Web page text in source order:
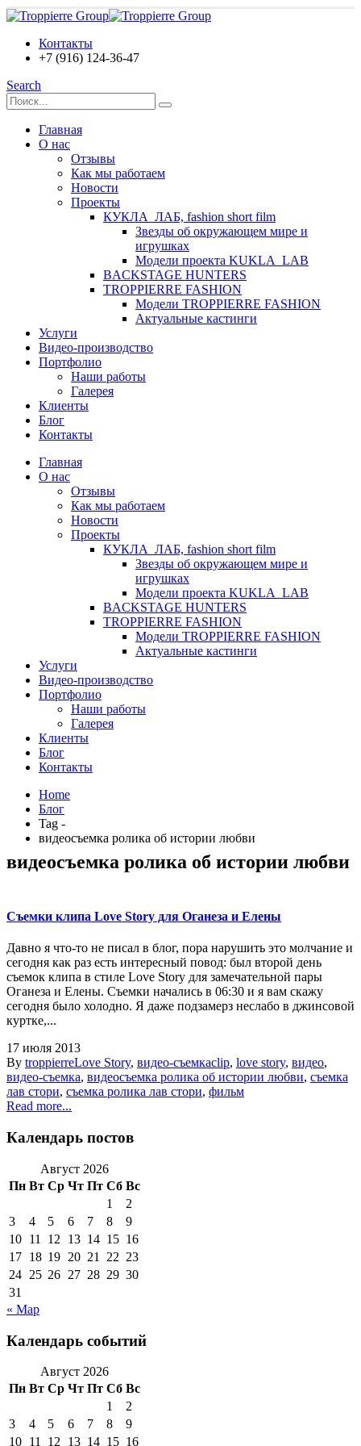
Контакты
+7 (916) 124-36-47
Search
Главная
О нас
Отзывы
Как мы работаем
Новости
Проекты
КУКЛА_ЛАБ, fashion short film
Звезды об окружающем мире и
игрушках
Модели проекта KUKLA_LAB
BACKSTAGE HUNTERS
TROPPIERRE FASHION
Модели TROPPIERRE FASHION
Актуальные кастинги
Услуги
Видео-производство
Портфолио
Наши работы
Галерея
Клиенты
Блог
Контакты
Главная
О нас
Отзывы
Как мы работаем
Новости
Проекты
КУКЛА_ЛАБ, fashion short film
Звезды об окружающем мире и
игрушках
Модели проекта KUKLA_LAB
BACKSTAGE HUNTERS
TROPPIERRE FASHION
Модели TROPPIERRE FASHION
Актуальные кастинги
Услуги
Видео-производство
Портфолио
Наши работы
Галерея
Клиенты
Блог
Контакты
Home
Блог
Tag -
видеосъемка ролика об истории любви
видеосъемка ролика об истории любви
Съемки клипа Love Story для Оганеза и Елены
Давно я что-то не писал в блог, пора нарушить это молчание и
сегодня как раз есть интересный повод: был второй день
съемок клипа в стиле Love Story для замечательной пары
Оганеза и Елены. Съемки начались в 06:30 и я вам скажу
сегодня было холодно. Я даже подзамерз неслабо в джинсовой
куртке,...
17 июля 2013
By troppierreLove Story, видео-съемкаclip, love story, видео,
видео-съемка, видеосъемка ролика об истории любви, съемка
лав стори, съемка ролика лав стори, фильм
Read more...
Календарь постов
Август 2026
Пн Вт Ср Чт Пт Сб Вс
1
2
3
4 5 6 7 8
9
10 11 12 13 14 15 16
17 18 19 20 21 22 23
24 25 26 27 28 29 30
31
« Мар
Календарь событий
Август 2026
Пн Вт Ср Чт Пт Сб Вс
1
2
3
4 5 6 7 8
9
10 11 12 13 14 15 16